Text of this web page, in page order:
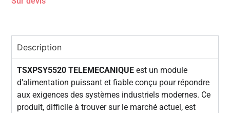
Description
TSXPSY5520 TELEMECANIQUE est un module
d’alimentation puissant et fiable conçu pour répondre
aux exigences des systèmes industriels modernes. Ce
produit, difficile à trouver sur le marché actuel, est